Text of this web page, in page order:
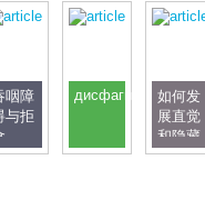
咽障
与拒
дисфагия
如何发
展直觉
和隐藏
能力